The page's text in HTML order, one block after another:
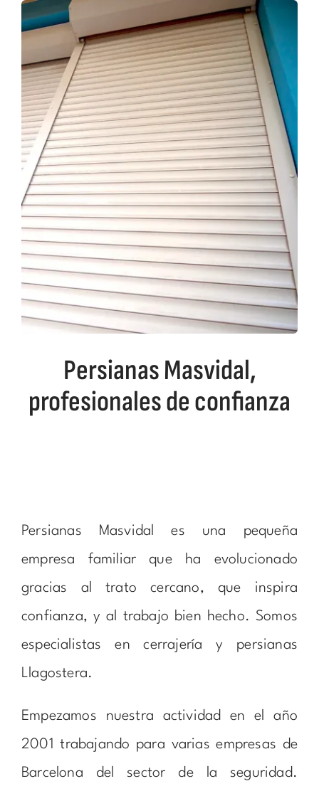
Persianas Masvidal,
profesionales de confianza
Persianas Masvidal es una pequeña
empresa familiar que ha evolucionado
gracias al trato cercano, que inspira
confianza, y al trabajo bien hecho. Somos
especialistas en cerrajería y persianas
Llagostera.
Empezamos nuestra actividad en el año
2001 trabajando para varias empresas de
Barcelona del sector de la seguridad.